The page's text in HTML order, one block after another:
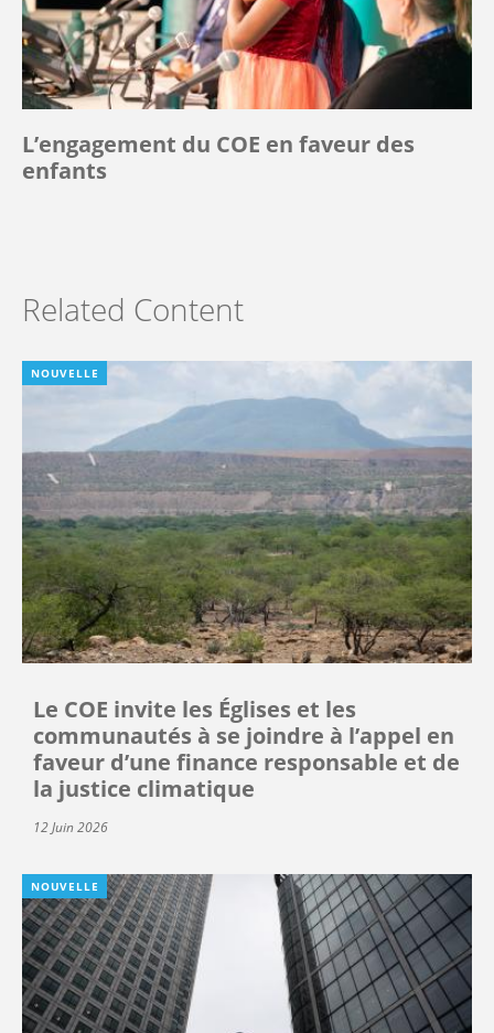
L’engagement du COE en faveur des
enfants
Related Content
NOUVELLE
Le COE invite les Églises et les
communautés à se joindre à l’appel en
faveur d’une finance responsable et de
la justice climatique
12 Juin 2026
NOUVELLE